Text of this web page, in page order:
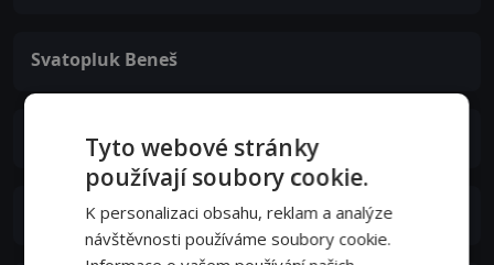
Svatopluk Beneš
Jiřina Bohdalová
Ferdinand Krůta
Tyto webové stránky
používají soubory cookie.
K personalizaci obsahu, reklam a analýze
návštěvnosti používáme soubory cookie.